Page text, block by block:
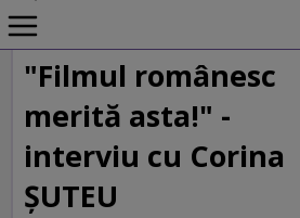
Home
La zi în cultură
Film
"Filmul românesc
merită asta!" -
interviu cu Corina
ŞUTEU